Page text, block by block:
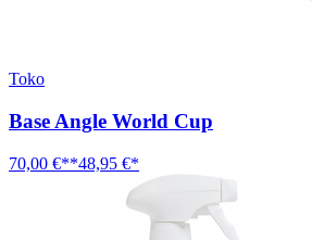
Toko
Base Angle World Cup
70,00 €**48,95 €*